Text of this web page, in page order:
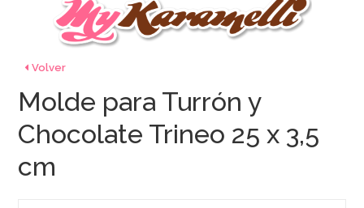
Volver
Molde para Turrón y
Chocolate Trineo 25 x 3,5
cm